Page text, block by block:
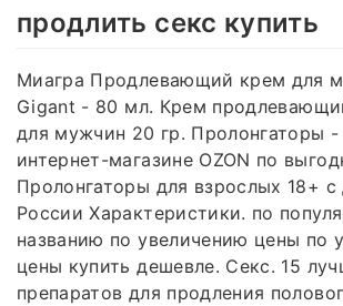
продлить секс купить
Миагра Продлевающий крем для
Gigant - 80 мл. Крем
для мужчин 20 гр. Пролонгаторы -
интернет-магазине OZON по
Пролонгаторы для взрослых 18+ с
России Характеристики. по
названию по увеличению цены по
цены купить дешевле. Секс. 15
препаратов для продления